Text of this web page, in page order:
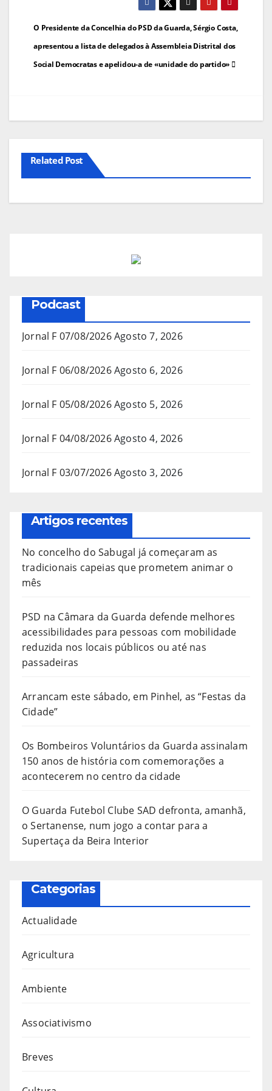
Navegação
de
artigos
O Presidente da Concelhia do PSD da Guarda, Sérgio Costa,
apresentou a lista de delegados à Assembleia Distrital dos
Social Democratas e apelidou-a de «unidade do partido»
Related Post
Podcast
Jornal F 07/08/2026Agosto 7, 2026
Jornal F 06/08/2026Agosto 6, 2026
Jornal F 05/08/2026Agosto 5, 2026
Jornal F 04/08/2026Agosto 4, 2026
Jornal F 03/07/2026Agosto 3, 2026
Artigos recentes
No concelho do Sabugal já começaram as
tradicionais capeias que prometem animar o
mês
PSD na Câmara da Guarda defende melhores
acessibilidades para pessoas com mobilidade
reduzida nos locais públicos ou até nas
passadeiras
Arrancam este sábado, em Pinhel, as “Festas da
Cidade”
Os Bombeiros Voluntários da Guarda assinalam
150 anos de história com comemorações a
acontecerem no centro da cidade
O Guarda Futebol Clube SAD defronta, amanhã,
o Sertanense, num jogo a contar para a
Supertaça da Beira Interior
Categorias
Actualidade
Agricultura
Ambiente
Associativismo
Breves